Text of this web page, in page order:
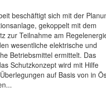
beschäftigt sich mit der
gekoppelt mit dem
zur Teilnahme am
wesentliche elektrische und
Betriebsmittel ermittelt. Das
Schutzkonzept wird mit Hilfe
auf Basis von in